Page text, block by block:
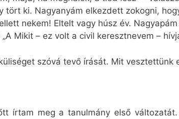
ki. Nagyanyám elkezdett zokogni,
nekem! Eltelt vagy húsz év.
Mikit – ez volt a civil keresztnevem –
szóvá tevő írását. Mit vesztettünk
írtam meg a tanulmány első